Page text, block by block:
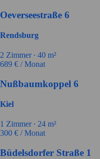
Oeverseestraße 6
Rendsburg
2 Zimmer ∙ 40 m²
689 € / Monat
Nußbaumkoppel 6
Kiel
1 Zimmer ∙ 24 m²
300 € / Monat
Büdelsdorfer Straße 1